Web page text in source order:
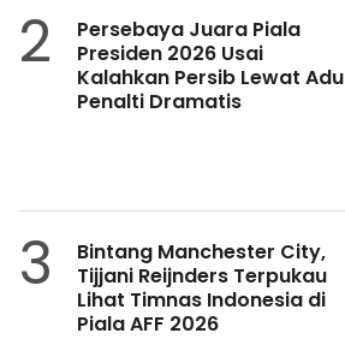
2
Persebaya Juara Piala
Presiden 2026 Usai
Kalahkan Persib Lewat Adu
Penalti Dramatis
3
Bintang Manchester City,
Tijjani Reijnders Terpukau
Lihat Timnas Indonesia di
Piala AFF 2026